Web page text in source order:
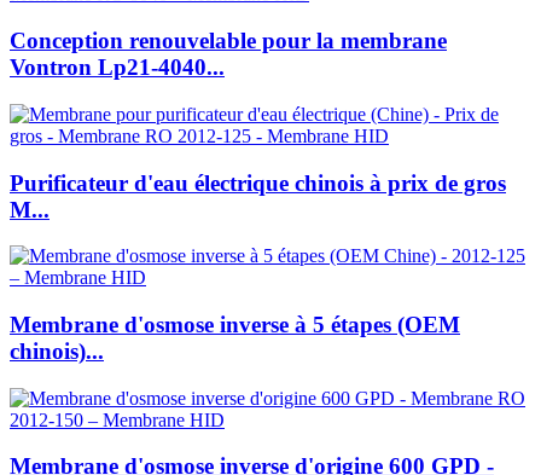
Conception renouvelable pour la membrane
Vontron Lp21-4040...
Purificateur d'eau électrique chinois à prix de gros
M...
Membrane d'osmose inverse à 5 étapes (OEM
chinois)...
Membrane d'osmose inverse d'origine 600 GPD -